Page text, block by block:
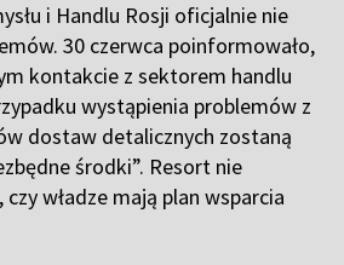
i Handlu Rosji oficjalnie nie
30 czerwca poinformowało,
kontakcie z sektorem handlu
wystąpienia problemów z
dostaw detalicznych zostaną
środki”. Resort nie
władze mają plan wsparcia